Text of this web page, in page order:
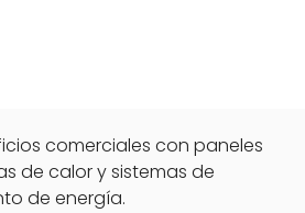
comerciales con paneles
de calor y sistemas de
de energía.